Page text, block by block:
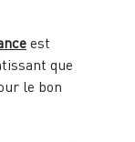
est
que
le bon